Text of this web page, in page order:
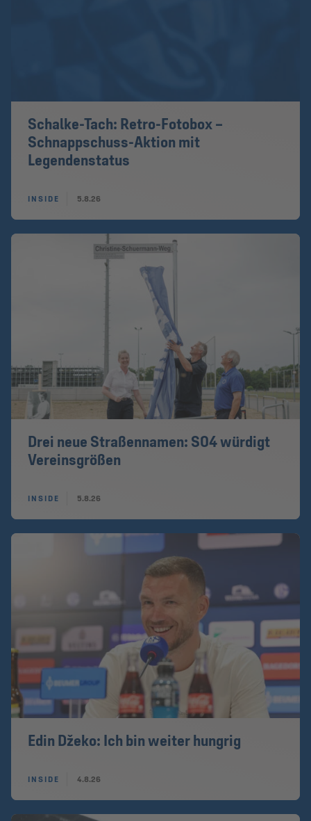
Schalke-Tach: Retro-Fotobox –
Schnappschuss-Aktion mit
Legendenstatus
INSIDE 5.8.26
Drei neue Straßennamen: S04 würdigt
Vereinsgrößen
INSIDE 5.8.26
Edin Džeko: Ich bin weiter hungrig
INSIDE 4.8.26